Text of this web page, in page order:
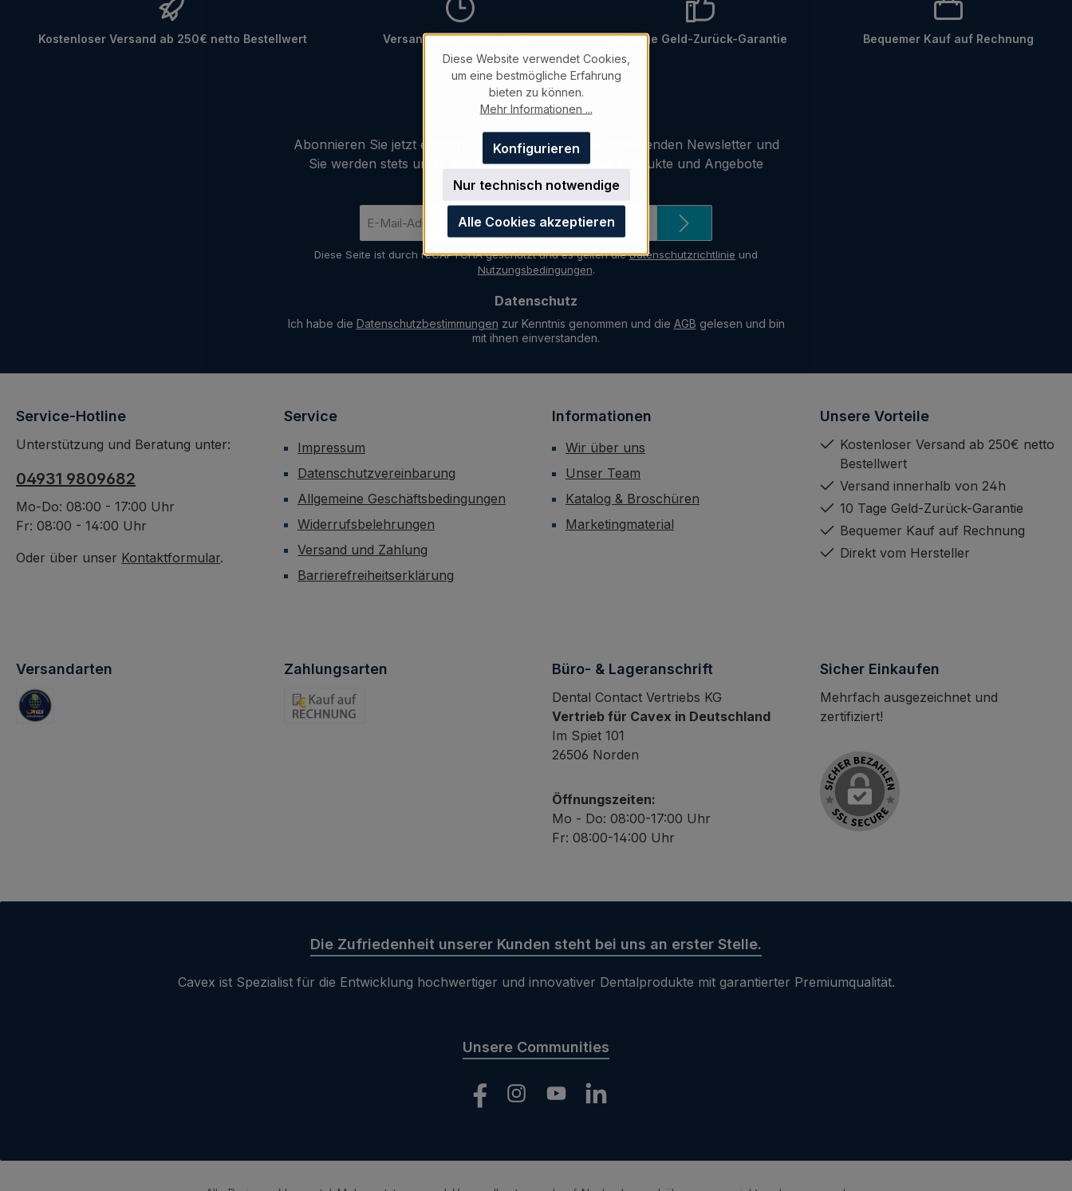
Kostenloser Versand ab 250€ netto Bestellwert Versand innerhalb von 24h 10 Tage Geld-Zurück-Garantie Bequemer Kauf auf Rechnung
Newsletter
Abonnieren Sie jetzt einfach unseren regelmäßig erscheinenden Newsletter und
Sie werden stets unter den Ersten sein, über neue Produkte und Angebote
informiert werden.
Mail-
Diese Seite ist durch reCAPTCHA geschützt und es gelten dieDatenschutzrichtlinie und
Nutzungsbedingungen.
Datenschutz
Ich habe die Datenschutzbestimmungen zur Kenntnis genommen und die AGB gelesen und bin
mit ihnen einverstanden.
Service-Hotline
Unterstützung und Beratung unter:
04931 9809682
Mo-Do: 08:00 - 17:00 Uhr
Fr: 08:00 - 14:00 Uhr
Oder über unser Kontaktformular.
Service
Impressum
Datenschutzvereinbarung
Allgemeine Geschäftsbedingungen
Widerrufsbelehrungen
Versand und Zahlung
Barrierefreiheitserklärung
Informationen
Wir über uns
Unser Team
Katalog & Broschüren
Marketingmaterial
Unsere Vorteile
Kostenloser Versand ab 250€ netto
Bestellwert
Versand innerhalb von 24h
10 Tage Geld-Zurück-Garantie
Bequemer Kauf auf Rechnung
Direkt vom Hersteller
Versandarten Zahlungsarten Büro- & Lageranschrift
Dental Contact Vertriebs KG
Vertrieb für Cavex in Deutschland
Im Spiet 101
26506 Norden
Öffnungszeiten:
Mo - Do: 08:00-17:00 Uhr
Fr: 08:00-14:00 Uhr
Sicher Einkaufen
Mehrfach ausgezeichnet und
zertifiziert!
Die Zufriedenheit unserer Kunden steht bei uns an erster Stelle.
Cavex ist Spezialist für die Entwicklung hochwertiger und innovativer Dentalprodukte mit garantierter Premiumqualität.
Unsere Communities
FacebookInstagramYouTubeLinkedIn
Diese Website verwendet Cookies,
um eine bestmögliche Erfahrung
bieten zu können.
Mehr Informationen ...
Nur technisch notwendige
Konfigurieren
Alle Cookies akzeptieren